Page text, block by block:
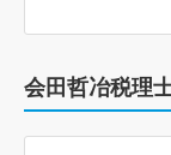
会田哲冶税理